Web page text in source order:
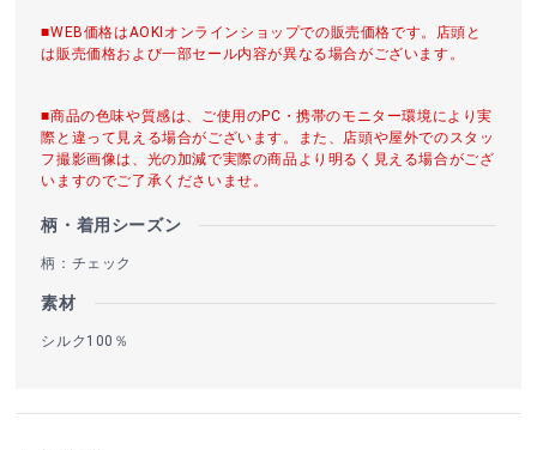
■WEB価格はAOKIオンラインショップでの販売価格です。店頭と
は販売価格および一部セール内容が異なる場合がございます。
■商品の色味や質感は、ご使用のPC・携帯のモニター環境により実
際と違って見える場合がございます。また、店頭や屋外でのスタッ
フ撮影画像は、光の加減で実際の商品より明るく見える場合がござ
いますのでご了承くださいませ。
柄・着用シーズン
柄：チェック
素材
シルク100％